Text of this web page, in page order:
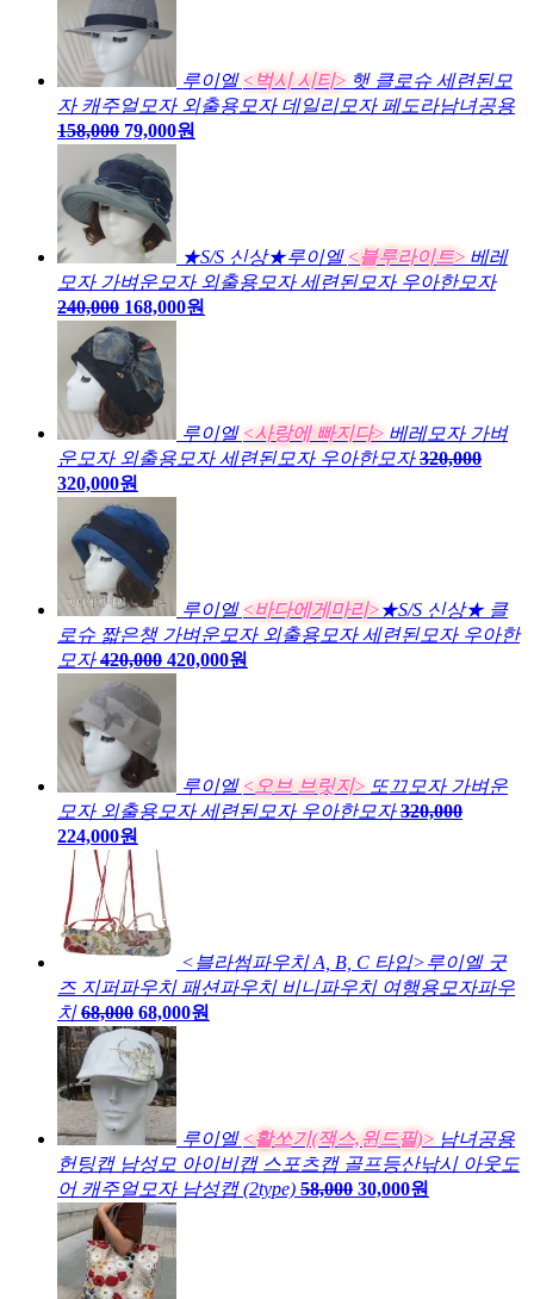
루이엘 <벅시 시티> 햇 클로슈 세련된모
자 캐주얼모자 외출용모자 데일리모자 페도라남녀공용
158,000 79,000원
★S/S 신상★루이엘 <블루라이트> 베레
모자 가벼운모자 외출용모자 세련된모자 우아한모자
240,000 168,000원
루이엘 <사랑에 빠지다> 베레모자 가벼
운모자 외출용모자 세련된모자 우아한모자 320,000
320,000원
루이엘 <바다에게마리>★S/S 신상★ 클
로슈 짧은챙 가벼운모자 외출용모자 세련된모자 우아한
모자 420,000 420,000원
루이엘 <오브 브릿지> 또끄모자 가벼운
모자 외출용모자 세련된모자 우아한모자 320,000
224,000원
<블라썸파우치 A, B, C 타입>루이엘 굿
즈 지퍼파우치 패션파우치 비니파우치 여행용모자파우
치 68,000 68,000원
루이엘 <활쏘기(잭스,윈드필)> 남녀공용
헌팅캡 남성모 아이비캡 스포츠캡 골프등산낚시 아웃도
어 캐주얼모자 남성캡 (2type) 58,000 30,000원